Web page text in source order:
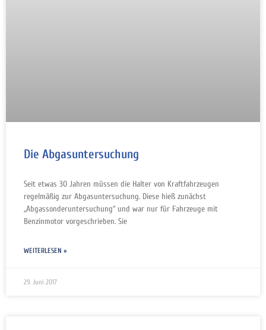
Die Abgasuntersuchung
Seit etwas 30 Jahren müssen die Halter von Kraftfahrzeugen
regelmäßig zur Abgasuntersuchung. Diese hieß zunächst
„Abgassonderuntersuchung“ und war nur für Fahrzeuge mit
Benzinmotor vorgeschrieben. Sie
WEITERLESEN »
29. Juni 2017